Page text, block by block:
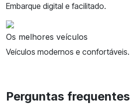
Embarque digital e facilitado.
Os melhores veículos
Veículos modernos e confortáveis.
Perguntas frequentes